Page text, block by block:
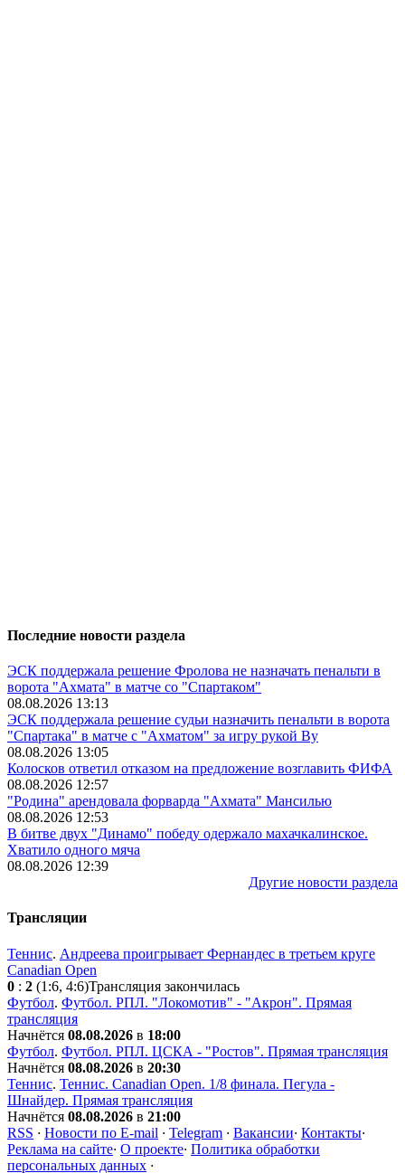
Последние новости раздела
ЭСК поддержала решение Фролова не назначать пенальти в
ворота "Ахмата" в матче со "Спартаком"
08.08.2026 13:13
ЭСК поддержала решение судьи назначить пенальти в ворота
"Спартака" в матче с "Ахматом" за игру рукой Ву
08.08.2026 13:05
Колосков ответил отказом на предложение возглавить ФИФА
08.08.2026 12:57
"Родина" арендовала форварда "Ахмата" Мансилью
08.08.2026 12:53
В битве двух "Динамо" победу одержало махачкалинское.
Хватило одного мяча
08.08.2026 12:39
Другие новости раздела
Трансляции
Теннис. Андреева проигрывает Фернандес в третьем круге
Canadian Open
0 : 2 (1:6, 4:6)Трансляция закончилась
Футбол. Футбол. РПЛ. "Локомотив" - "Акрон". Прямая
трансляция
Начнётся 08.08.2026 в 18:00
Футбол. Футбол. РПЛ. ЦСКА - "Ростов". Прямая трансляция
Начнётся 08.08.2026 в 20:30
Теннис. Теннис. Canadian Open. 1/8 финала. Пегула -
Шнайдер. Прямая трансляция
Начнётся 08.08.2026 в 21:00
RSS · Новости по E-mail · Telegram · Вакансии· Контакты·
Реклама на сайте· О проекте· Политика обработки
персональных данных ·